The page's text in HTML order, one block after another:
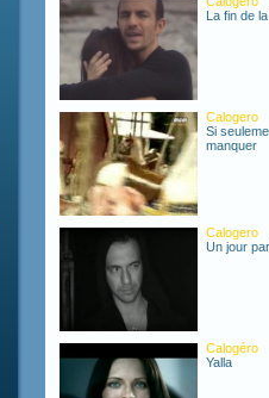
La fin de
Calogero
Si
manquer
Calogero
Un jour
Calogéro
Yalla